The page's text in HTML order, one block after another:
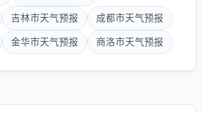
吉林市天气预报 成都市天气预报
金华市天气预报 商洛市天气预报